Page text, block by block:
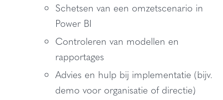
Schetsen van een omzetscenario in
Power BI
Controleren van modellen en
rapportages
Advies en hulp bij implementatie (bijv.
demo voor organisatie of directie)